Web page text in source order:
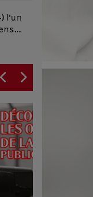
l'un